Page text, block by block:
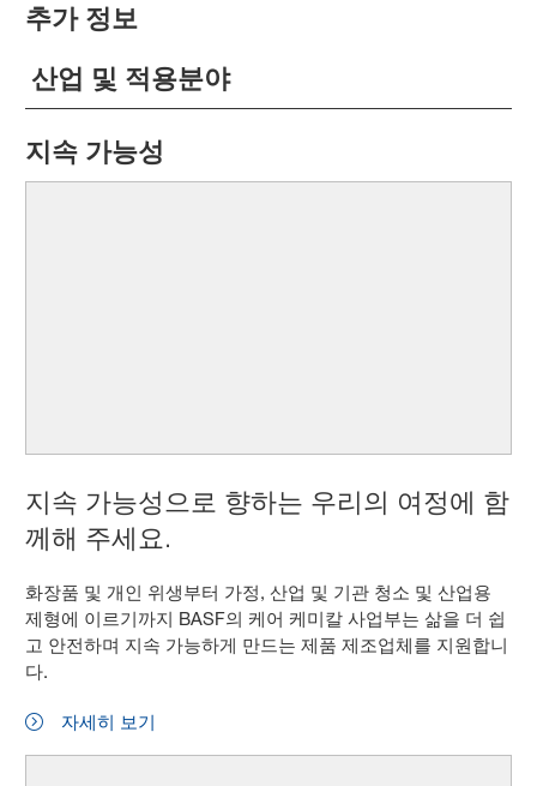
추가 정보
산업 및 적용분야
지속 가능성
지속 가능성으로 향하는 우리의 여정에 함
께해 주세요.
화장품 및 개인 위생부터 가정, 산업 및 기관 청소 및 산업용
제형에 이르기까지 BASF의 케어 케미칼 사업부는 삶을 더 쉽
고 안전하며 지속 가능하게 만드는 제품 제조업체를 지원합니
다.
자세히 보기